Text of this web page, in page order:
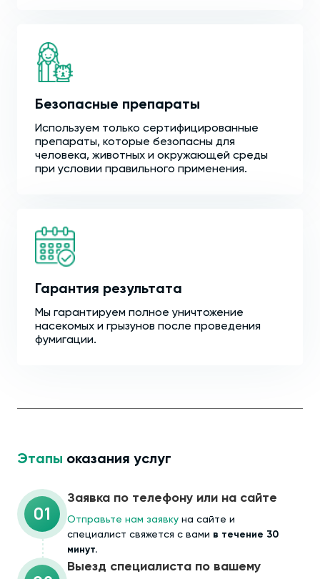
Безопасные препараты
Используем только сертифицированные
препараты, которые безопасны для
человека, животных и окружающей среды
при условии правильного применения.
Гарантия результата
Мы гарантируем полное уничтожение
насекомых и грызунов после проведения
фумигации.
Этапы оказания услуг
01
Заявка по телефону или на сайте
Отправьте нам заявку на сайте и
специалист свяжется с вами в течение 30
минут.
Выезд специалиста по вашему